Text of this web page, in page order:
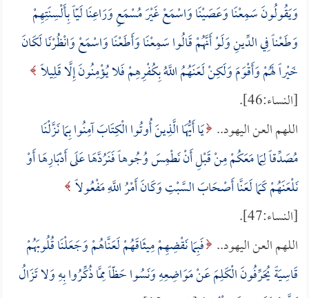
وَيَقُولُونَ سَمِعْنَا وَعَصَيْنَا وَاسْمَعْ غَيْرَ مُسْمَعٍ وَرَاعِنَا لَيّاً بِأَلْسِنَتِهِمْ
وَطَعْناً فِي الدِّينِ وَلَوْ أَنَّهُمْ قَالُوا سَمِعْنَا وَأَطَعْنَا وَاسْمَعْ وَانْظُرْنَا لَكَانَ
خَيْراً لَهُمْ وَأَقْوَمَ وَلَكِنْ لَعَنَهُمُ اللَّهُ بِكُفْرِهِمْ فَلا يُؤْمِنُونَ إِلَّا قَلِيلاً
[النساء:46].
اللهم العن اليهود.. يَا أَيُّهَا الَّذِينَ أُوتُوا الْكِتَابَ آمِنُوا بِمَا نَزَّلْنَا
مُصَدِّقاً لِمَا مَعَكُمْ مِنْ قَبْلِ أَنْ نَطْمِسَ وُجُوهاً فَنَرُدَّهَا عَلَى أَدْبَارِهَا أَوْ
نَلْعَنَهُمْ كَمَا لَعَنَّا أَصْحَابَ السَّبْتِ وَكَانَ أَمْرُ اللَّهِ مَفْعُولاً
[النساء:47].
اللهم العن اليهود.. فَبِمَا نَقْضِهِمْ مِيثَاقَهُمْ لَعَنَّاهُمْ وَجَعَلْنَا قُلُوبَهُمْ
قَاسِيَةً يُحَرِّفُونَ الْكَلِمَ عَنْ مَوَاضِعِهِ وَنَسُوا حَظّاً مِمَّا ذُكِّرُوا بِهِ وَلا تَزَالُ